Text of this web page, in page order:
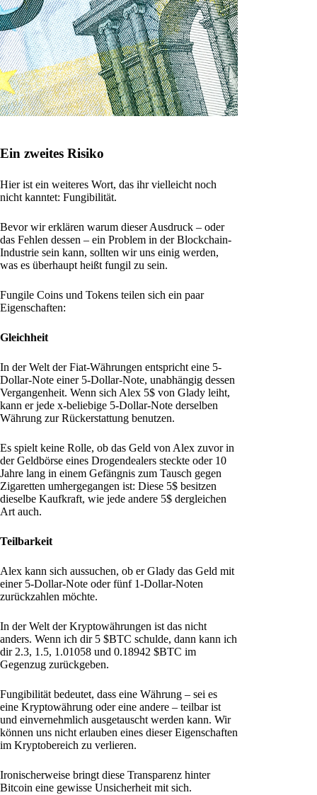
Ein zweites Risiko
Hier ist ein weiteres Wort, das ihr vielleicht noch
nicht kanntet: Fungibilität.
Bevor wir erklären warum dieser Ausdruck – oder
das Fehlen dessen – ein Problem in der Blockchain-
Industrie sein kann, sollten wir uns einig werden,
was es überhaupt heißt fungil zu sein.
Fungile Coins und Tokens teilen sich ein paar
Eigenschaften:
Gleichheit
In der Welt der Fiat-Währungen entspricht eine 5-
Dollar-Note einer 5-Dollar-Note, unabhängig dessen
Vergangenheit. Wenn sich Alex 5$ von Glady leiht,
kann er jede x-beliebige 5-Dollar-Note derselben
Währung zur Rückerstattung benutzen.
Es spielt keine Rolle, ob das Geld von Alex zuvor in
der Geldbörse eines Drogendealers steckte oder 10
Jahre lang in einem Gefängnis zum Tausch gegen
Zigaretten umhergegangen ist: Diese 5$ besitzen
dieselbe Kaufkraft, wie jede andere 5$ dergleichen
Art auch.
Teilbarkeit
Alex kann sich aussuchen, ob er Glady das Geld mit
einer 5-Dollar-Note oder fünf 1-Dollar-Noten
zurückzahlen möchte.
In der Welt der Kryptowährungen ist das nicht
anders. Wenn ich dir 5 $BTC schulde, dann kann ich
dir 2.3, 1.5, 1.01058 und 0.18942 $BTC im
Gegenzug zurückgeben.
Fungibilität bedeutet, dass eine Währung – sei es
eine Kryptowährung oder eine andere – teilbar ist
und einvernehmlich ausgetauscht werden kann. Wir
können uns nicht erlauben eines dieser Eigenschaften
im Kryptobereich zu verlieren.
Ironischerweise bringt diese Transparenz hinter
Bitcoin eine gewisse Unsicherheit mit sich.